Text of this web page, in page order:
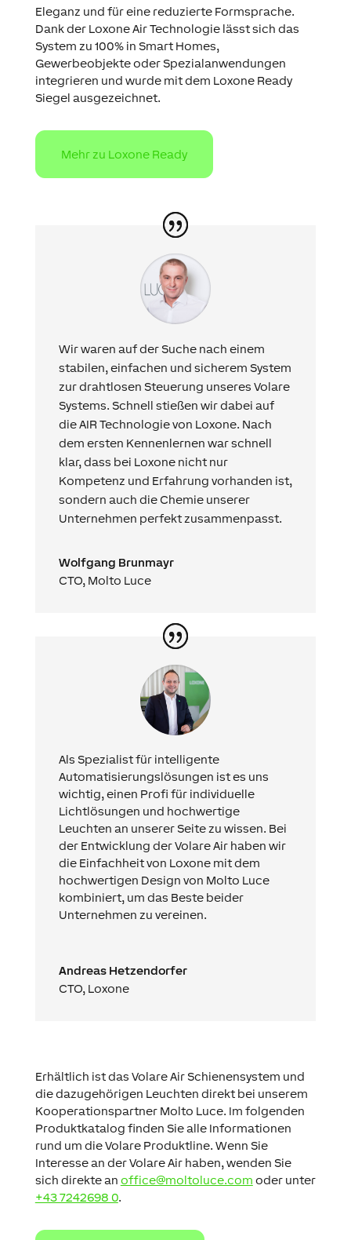
Eleganz und für eine reduzierte Formsprache.
Dank der Loxone Air Technologie lässt sich das
System zu 100% in Smart Homes,
Gewerbeobjekte oder Spezialanwendungen
integrieren und wurde mit dem Loxone Ready
Siegel ausgezeichnet.
Mehr zu Loxone Ready
Wir waren auf der Suche nach einem
stabilen, einfachen und sicherem System
zur drahtlosen Steuerung unseres Volare
Systems. Schnell stießen wir dabei auf
die AIR Technologie von Loxone. Nach
dem ersten Kennenlernen war schnell
klar, dass bei Loxone nicht nur
Kompetenz und Erfahrung vorhanden ist,
sondern auch die Chemie unserer
Unternehmen perfekt zusammenpasst.
Wolfgang Brunmayr
CTO, Molto Luce
Als Spezialist für intelligente
Automatisierungslösungen ist es uns
wichtig, einen Profi für individuelle
Lichtlösungen und hochwertige
Leuchten an unserer Seite zu wissen. Bei
der Entwicklung der Volare Air haben wir
die Einfachheit von Loxone mit dem
hochwertigen Design von Molto Luce
kombiniert, um das Beste beider
Unternehmen zu vereinen.
Andreas Hetzendorfer
CTO, Loxone
Erhältlich ist das Volare Air Schienensystem und
die dazugehörigen Leuchten direkt bei unserem
Kooperationspartner Molto Luce. Im folgenden
Produktkatalog finden Sie alle Informationen
rund um die Volare Produktline. Wenn Sie
Interesse an der Volare Air haben, wenden Sie
sich direkte an office@moltoluce.com oder unter
+43 7242698 0.